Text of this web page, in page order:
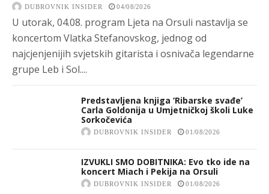
DUBROVNIK INSIDER 04/08/2026
U utorak, 04.08. program Ljeta na Orsuli nastavlja se
koncertom Vlatka Stefanovskog, jednog od
najcjenjenijih svjetskih gitarista i osnivača legendarne
grupe Leb i Sol....
Predstavljena knjiga ‘Ribarske svađe’
Carla Goldonija u Umjetničkoj školi Luke
Sorkočevića
DUBROVNIK INSIDER 01/08/2026
IZVUKLI SMO DOBITNIKA: Evo tko ide na
koncert Miach i Pekija na Orsuli
DUBROVNIK INSIDER 01/08/2026